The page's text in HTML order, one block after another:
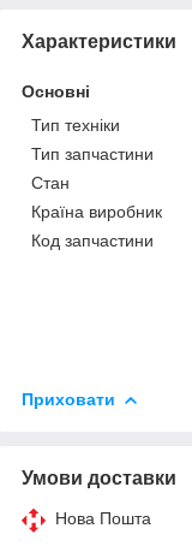
Характеристики
Основні
Тип техніки
Тип запчастини
Стан
Країна виробник
Код запчастини
Приховати
Умови доставки
Нова Пошта